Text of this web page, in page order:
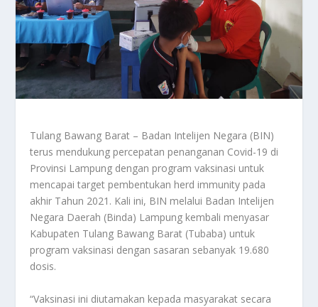
Tulang Bawang Barat – Badan Intelijen Negara (BIN)
terus mendukung percepatan penanganan Covid-19 di
Provinsi Lampung dengan program vaksinasi untuk
mencapai target pembentukan herd immunity pada
akhir Tahun 2021. Kali ini, BIN melalui Badan Intelijen
Negara Daerah (Binda) Lampung kembali menyasar
Kabupaten Tulang Bawang Barat (Tubaba) untuk
program vaksinasi dengan sasaran sebanyak 19.680
dosis.
“Vaksinasi ini diutamakan kepada masyarakat secara